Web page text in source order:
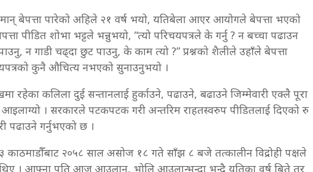
बेपत्ता पारेको अहिले २१ वर्ष भयो, यतिबेला आएर आयोगले बेपत्ता भएको
पीडित शोभा भट्टले भन्नुभयो, “त्यो परिचयपत्रले के गर्नु ? न बच्चा पढाउन
न गाडी चढ्दा छुट पाउनु, के काम त्यो ?” प्रश्नको शैलीले उहाँले बेपत्ता
कुनै औचित्य नभएको सुनाउनुभयो ।
रहेका कलिला दुई सन्तानलाई हुर्काउने, पढाउने, बढाउने जिम्मेवारी एक्लै पूरा
आइलाग्यो । सरकारले पटकपटक गरी अन्तरिम राहतस्वरुप पीडितलाई दिएको रु
पढाउने गर्नुभएको छ ।
काठमाडौँबाट २०५८ साल असोज १८ गते साँझ ८ बजे तत्कालीन विद्रोही पक्षले
। आफ्ना पति आज आउलान, भोलि आउलान्भन्दा भन्दै यतिका वर्ष बिते तर